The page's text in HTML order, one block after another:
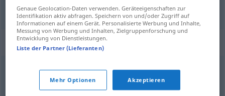
Spinnfaserf textilesynthetic
„textile“: adjective
[ˈtekstail] US [-til]adj
Übersicht aller Übersetzungen
Genaue Geolocation-Daten verwenden. Geräteeigenschaften zur
Identifikation aktiv abfragen. Speichern von und/oder Zugriff auf
Informationen auf einem Gerät. Personalisierte Werbung und Inhalte,
Messung von Werbung und Inhalten, Zielgruppenforschung und
Entwicklung von Dienstleistungen.
Liste der Partner (Lieferanten)
Mehr Optionen Akzeptieren